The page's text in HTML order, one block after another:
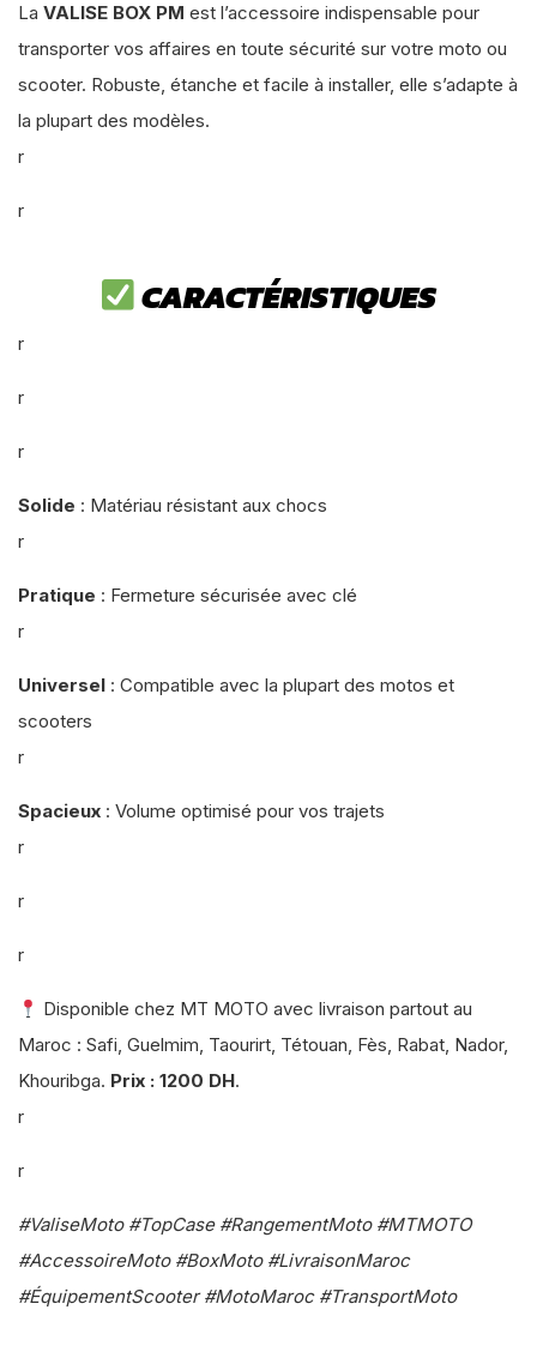
La VALISE BOX PM est l’accessoire indispensable pour
transporter vos affaires en toute sécurité sur votre moto ou
scooter. Robuste, étanche et facile à installer, elle s’adapte à
la plupart des modèles.
r
r
CARACTÉRISTIQUES
r
r
r
Solide : Matériau résistant aux chocs
r
Pratique : Fermeture sécurisée avec clé
r
Universel : Compatible avec la plupart des motos et
scooters
r
Spacieux : Volume optimisé pour vos trajets
r
r
r
Disponible chez MT MOTO avec livraison partout au
Maroc : Safi, Guelmim, Taourirt, Tétouan, Fès, Rabat, Nador,
Khouribga. Prix : 1200 DH.
r
r
#ValiseMoto #TopCase #RangementMoto #MTMOTO
#AccessoireMoto #BoxMoto #LivraisonMaroc
#ÉquipementScooter #MotoMaroc #TransportMoto